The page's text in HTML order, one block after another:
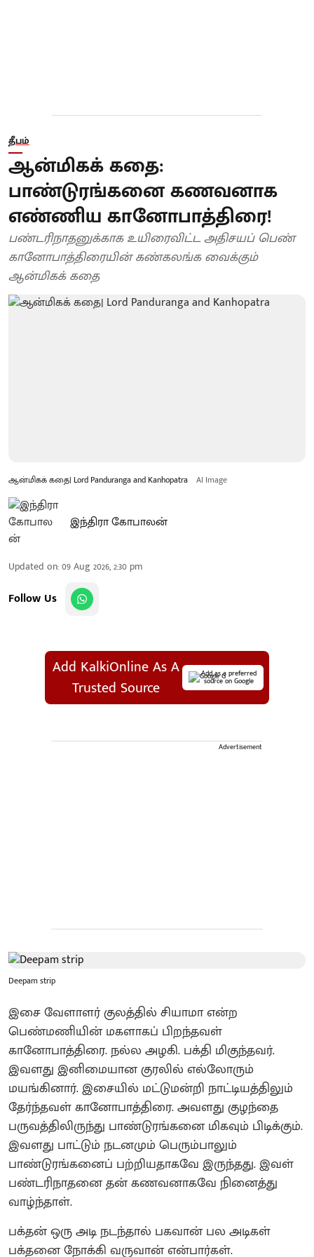
தீபம்
ஆன்மிகக் கதை:
பாண்டுரங்கனை கணவனாக
எண்ணிய கானோபாத்திரை!
பண்டரிநாதனுக்காக உயிரைவிட்ட அதிசயப் பெண்
கானோபாத்திரையின் கண்கலங்க வைக்கும்
ஆன்மிகக் கதை
ஆன்மிகக் கதை| Lord Panduranga and Kanhopatra AI Image
இந்திரா கோபாலன்
Updated on:09 Aug 2026, 2:30 pm
Follow Us
Add KalkiOnline As A
Trusted Source
Add as a preferred
source on Google
Advertisement
Deepam strip
இசை வேளாளர் குலத்தில் சியாமா என்ற
பெண்மணியின் மகளாகப் பிறந்தவள்
கானோபாத்திரை. நல்ல அழகி. பக்தி மிகுந்தவர்.
இவளது இனிமையான குரலில் எல்லோரும்
மயங்கினார். இசையில் மட்டுமன்றி நாட்டியத்திலும்
தேர்ந்தவள் கானோபாத்திரை. அவளது குழந்தை
பருவத்திலிருந்து பாண்டுரங்கனை மிகவும் பிடிக்கும்.
இவளது பாட்டும் நடனமும் பெரும்பாலும்
பாண்டுரங்கனைப் பற்றியதாகவே இருந்தது. இவள்
பண்டரிநாதனை தன் கணவனாகவே நினைத்து
வாழ்ந்தாள்.
பக்தன் ஒரு அடி நடந்தால் பகவான் பல அடிகள்
பக்தனை நோக்கி வருவான் என்பார்கள்.